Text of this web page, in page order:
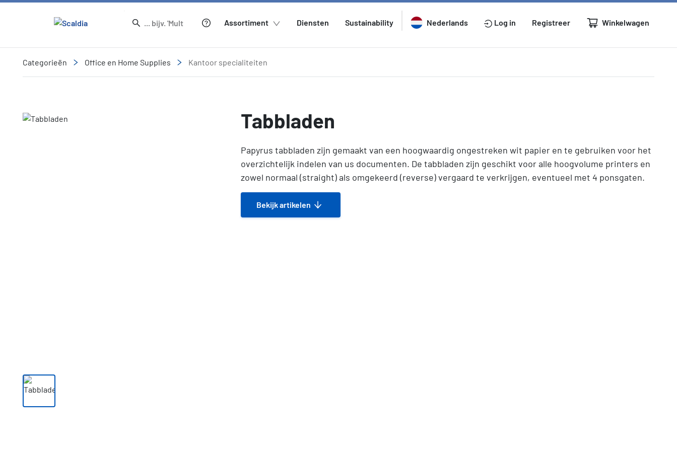
Assortiment Diensten Sustainability Nederlands Log in Registreer Winkelwagen
Categorieën Office en Home Supplies Kantoor specialiteiten
Slide 1 of 1 Tabbladen
Papyrus tabbladen zijn gemaakt van een hoogwaardig ongestreken wit papier en te gebruiken voor het
overzichtelijk indelen van us documenten. De tabbladen zijn geschikt voor alle hoogvolume printers en
zowel normaal (straight) als omgekeerd (reverse) vergaard te verkrijgen, eventueel met 4 ponsgaten.
Bekijk artikelen